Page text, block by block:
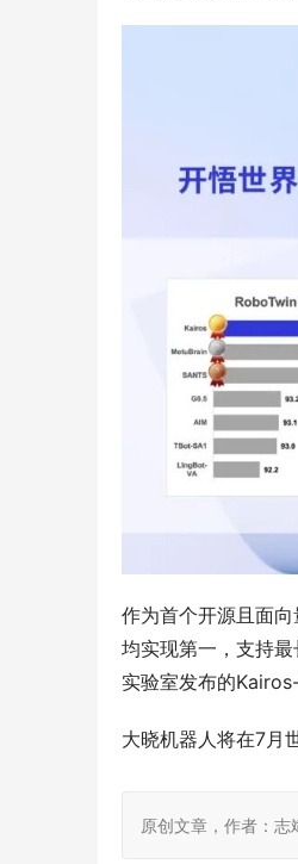
作为首个开源且面
均实现第一，支持
实验室发布的
大晓机器人将在7月
原创文章，作者：